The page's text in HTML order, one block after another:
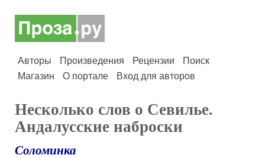
Авторы Произведения Рецензии
Поиск
Магазин
О портале Вход для авторов
Несколько слов о Севилье.
Андалусские наброски
Соломинка